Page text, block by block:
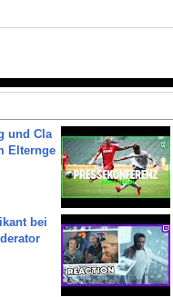
und Cla
Elternge
bei